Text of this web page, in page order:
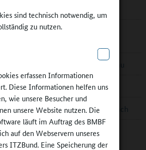
sind technisch notwendig, um
zu nutzen.
erfassen Informationen
Diese Informationen helfen uns
wie unsere Besucher und
unsere Website nutzen. Die
läuft im Auftrag des BMBF
auf den Webservern unseres
ITZBund. Eine Speicherung der
Zusammenspiel im
zum Ganztagsausbau
für Zeuthen
Ganztagsgymnasium in Dernbach
aktiv – Kulturerbe macht